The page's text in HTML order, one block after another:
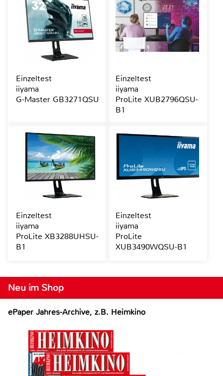
Neu im Shop
ePaper Jahres-Archive, z.B. Heimkino
Einzeltest
iiyama
G-Master GB3271QSU
Einzeltest
iiyama
ProLite XUB2796QSU-
B1
Einzeltest
iiyama
ProLite XB3288UHSU-
B1
Einzeltest
iiyama
ProLite
XUB3490WQSU-B1